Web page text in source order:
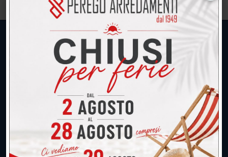
UNICA SEDE: CALCO (Lecco)
039.677.2778
039.677.2778
info@peregoarredamenti.it